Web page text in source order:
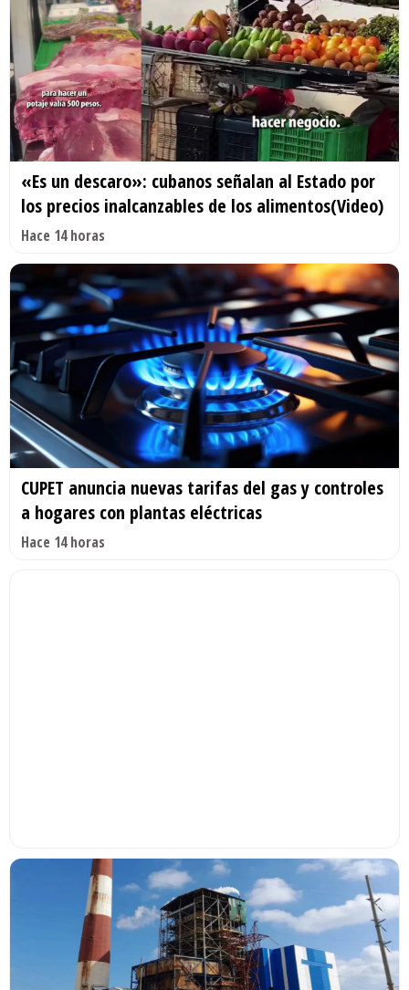
«Es un descaro»: cubanos señalan al Estado por
los precios inalcanzables de los alimentos(Video)
Hace 14 horas
CUPET anuncia nuevas tarifas del gas y controles
a hogares con plantas eléctricas
Hace 14 horas